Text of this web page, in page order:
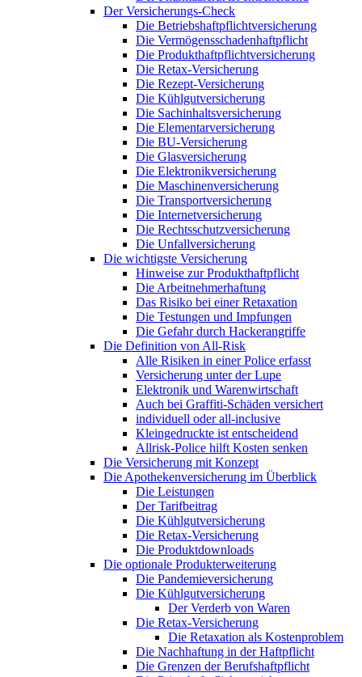
Der Versicherungs-Check
Die Betriebshaftpflichtversicherung
Die Vermögensschadenhaftpflicht
Die Produkthaftpflichtversicherung
Die Retax-Versicherung
Die Rezept-Versicherung
Die Kühlgutversicherung
Die Sachinhaltsversicherung
Die Elementarversicherung
Die BU-Versicherung
Die Glasversicherung
Die Elektronikversicherung
Die Maschinenversicherung
Die Transportversicherung
Die Internetversicherung
Die Rechtsschutzversicherung
Die Unfallversicherung
Die wichtigste Versicherung
Hinweise zur Produkthaftpflicht
Die Arbeitnehmerhaftung
Das Risiko bei einer Retaxation
Die Testungen und Impfungen
Die Gefahr durch Hackerangriffe
Die Definition von All-Risk
Alle Risiken in einer Police erfasst
Versicherung unter der Lupe
Elektronik und Warenwirtschaft
Auch bei Graffiti-Schäden versichert
individuell oder all-inclusive
Kleingedruckte ist entscheidend
Allrisk-Police hilft Kosten senken
Die Versicherung mit Konzept
Die Apothekenversicherung im Überblick
Die Leistungen
Der Tarifbeitrag
Die Kühlgutversicherung
Die Retax-Versicherung
Die Produktdownloads
Die optionale Produkterweiterung
Die Pandemieversicherung
Die Kühlgutversicherung
Der Verderb von Waren
Die Retax-Versicherung
Die Retaxation als Kostenproblem
Die Nachhaftung in der Haftpflicht
Die Grenzen der Berufshaftpflicht